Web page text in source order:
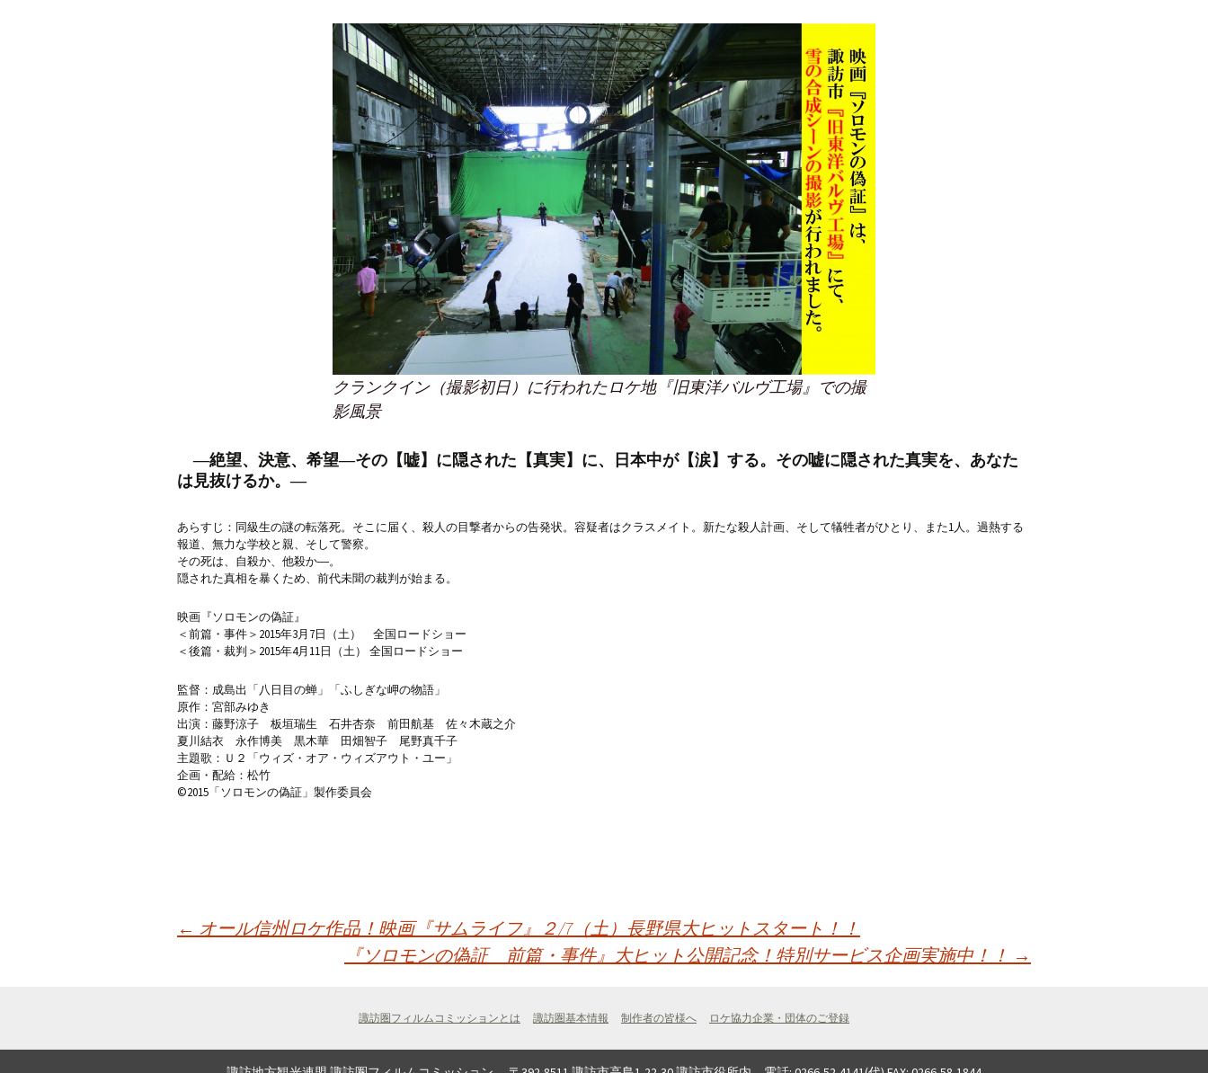
クランクイン（撮影初日）に行われたロケ地『旧東洋バルヴ工場』での撮
影風景
―絶望、決意、希望―その【嘘】に隠された【真実】に、日本中が【涙】する。その嘘に隠された真実を、あなた
は見抜けるか。―
あらすじ：同級生の謎の転落死。そこに届く、殺人の目撃者からの告発状。容疑者はクラスメイト。新たな殺人計画、そして犠牲者がひとり、また1人。過熱する
報道、無力な学校と親、そして警察。
その死は、自殺か、他殺か―。
隠された真相を暴くため、前代未聞の裁判が始まる。
映画『ソロモンの偽証』
＜前篇・事件＞2015年3月7日（土） 全国ロードショー
＜後篇・裁判＞2015年4月11日（土） 全国ロードショー
監督：成島出「八日目の蝉」「ふしぎな岬の物語」
原作：宮部みゆき
出演：藤野涼子 板垣瑞生 石井杏奈 前田航基 佐々木蔵之介
夏川結衣 永作博美 黒木華 田畑智子 尾野真千子
主題歌：Ｕ２「ウィズ・オア・ウィズアウト・ユー」
企画・配給：松竹
©2015「ソロモンの偽証」製作委員会
投
ナ
← オール信州ロケ作品！映画『サムライフ』２/7（土）長野県大ヒットスタート！！
『ソロモンの偽証 前篇・事件』大ヒット公開記念！特別サービス企画実施中！！ →
諏訪圏フィルムコミッションとは 諏訪圏基本情報 制作者の皆様へ ロケ協力企業・団体のご登録